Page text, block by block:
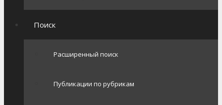
Поиск
Расширенный поиск
Публикации по рубрикам